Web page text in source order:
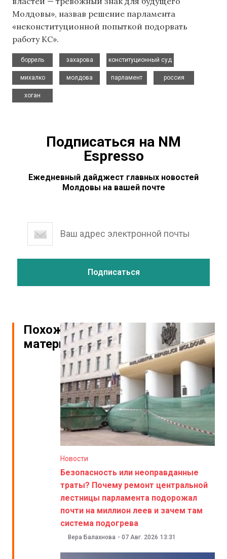
Молдовы», назвав решение парламента
«неконституционной попыткой подорвать
работу КС».
боррель
захарова
конституционный суд
михалко
молдова
парламент
россия
хоган
Подписаться на NM
Espresso
Ежедневный дайджест главных новостей
Молдовы на вашей почте
Похожие
материалы
Новости
Безопасность или неоправданные
траты? Почему ремонт центральной
лестницы парламента подорожал
почти на миллион леев и зачем там
система подогрева
Вера Балахнова - 07 Авг. 2026 13:31